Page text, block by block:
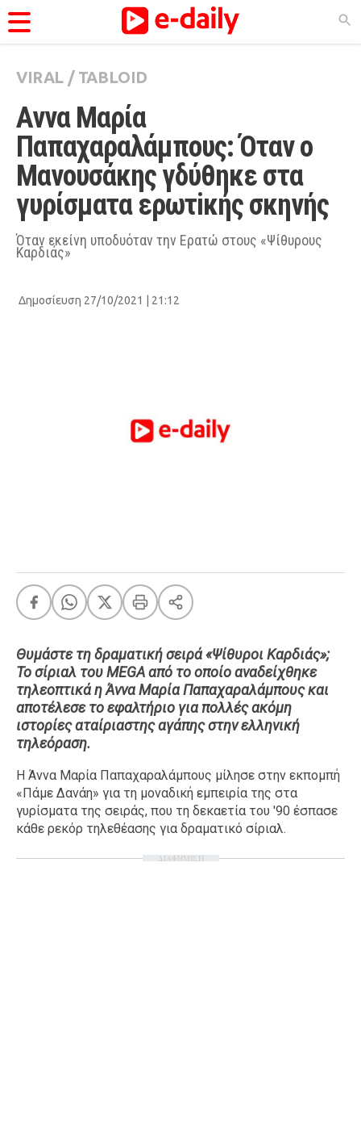
ΚΑΤΗΓΟΡΊΕΣ
Ειδήσεις
Θέματα
Videos
Podcasts
Viral
Life
City Guide
A-List LGBTQI+
Xmas
LIFE
Food
Body+Mind
Ταξίδια
Σπίτι
Family
Σχέσεις
VIRAL / TABLOID
Αννα Μαρία
Παπαχαραλάμπους: Όταν ο
Μανουσάκης γδύθηκε στα
γυρίσματα ερωτiκής σκηνής
Όταν εκείνη υποδυόταν την Ερατώ στους «Ψίθυρους
Καρδιάς»
Δημοσίευση 27/10/2021 | 21:12
Θυμάστε τη δραματική σειρά «Ψίθυροι Καρδιάς»;
Το σίριαλ του MEGA από το οποίο αναδείχθηκε
τηλεοπτικά η Άννα Μαρία Παπαχαραλάμπους και
αποτέλεσε το εφαλτήριο για πολλές ακόμη
ιστορίες αταίριαστης αγάπης στην ελληνική
τηλεόραση.
Η Άννα Μαρία Παπαχαραλάμπους μίλησε στην εκπομπή
«Πάμε Δανάη» για τη μοναδική εμπειρία της στα
γυρίσματα της σειράς, που τη δεκαετία του '90 έσπασε
κάθε ρεκόρ τηλεθέασης για δραματικό σίριαλ.
ΔΙΑΦΗΜΙΣΗ